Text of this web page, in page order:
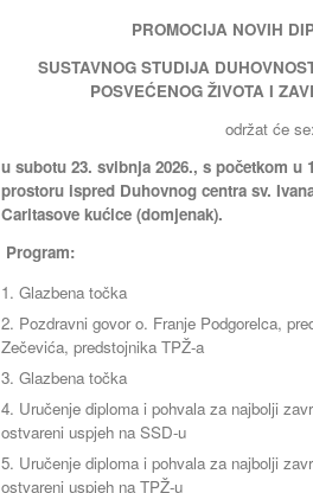
PROMOCIJA NOVIH
SUSTAVNOG STUDIJA
POSVEĆENOG ŽIVOTA I
održat će
u subotu 23. svibnja 2026., s početkom u
prostoru ispred Duhovnog centra sv.
Caritasove kućice (domjenak).
Program:
Glazbena točka
Pozdravni govor o. Franje Podgorelca,
Zečevića, predstojnika TPŽ-a
Glazbena točka
Uručenje diploma i pohvala za najbolji
ostvareni uspjeh na SSD-u
Uručenje diploma i pohvala za najbolji
ostvareni uspjeh na TPŽ-u